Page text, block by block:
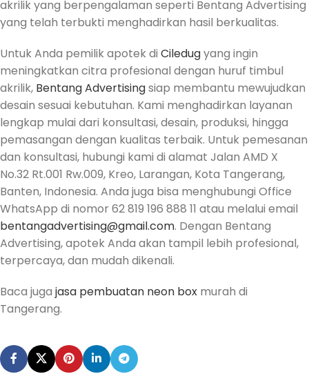
akrilik yang berpengalaman seperti Bentang Advertising
yang telah terbukti menghadirkan hasil berkualitas.
Untuk Anda pemilik apotek di Ciledugyang ingin
meningkatkan citra profesional dengan huruf timbul
akrilik, Bentang Advertisingsiap membantu mewujudkan
desain sesuai kebutuhan. Kami menghadirkan layanan
lengkap mulai dari konsultasi, desain, produksi, hingga
pemasangan dengan kualitas terbaik. Untuk pemesanan
dan konsultasi, hubungi kami di alamat Jalan AMD X
No.32 Rt.001 Rw.009, Kreo, Larangan, Kota Tangerang,
Banten, Indonesia. Anda juga bisa menghubungi Office
WhatsApp di nomor 62 819 196 888 11 atau melalui email
bentangadvertising@gmail.com. Dengan Bentang
Advertising, apotek Anda akan tampil lebih profesional,
terpercaya, dan mudah dikenali.
Baca juga jasa pembuatan neon box murah di
Tangerang.